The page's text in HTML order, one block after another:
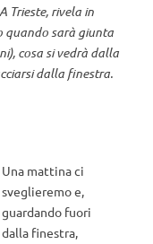
Trieste, rivela in
quando sarà giunta
cosa si vedrà dalla
dalla finestra.
Una mattina ci
sveglieremo e,
guardando fuori
dalla finestra,